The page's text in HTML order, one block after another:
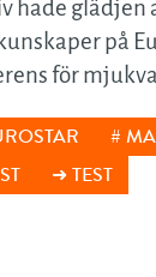
hade glädjen
på
för
TEST